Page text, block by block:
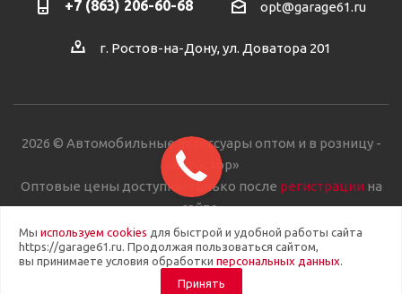
+7 (863) 206-60-68 opt@garage61.ru
г. Ростов-на-Дону, ул. Доватора 201
2026 © Автомобильные аксессуары оптом и в розницу -
«Автостор»
Оптовые цены доступны только после регистрации на
сайте.
Мы используем cookies для быстрой и удобной работы сайта
https://garage61.ru. Продолжая пользоваться сайтом,
вы принимаете условия обработки персональных данных.
Принять